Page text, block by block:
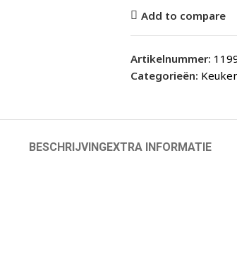
Add to compare
Artikelnummer:
Categorieën:
BESCHRIJVINGEXTRA INFORMATIE